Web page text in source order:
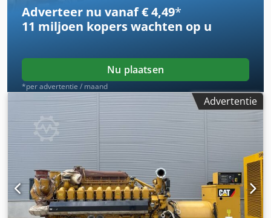
Adverteer nu vanaf € 4,49*
11 miljoen koperswachten op u
Nu plaatsen
*per advertentie / maand
Advertentie